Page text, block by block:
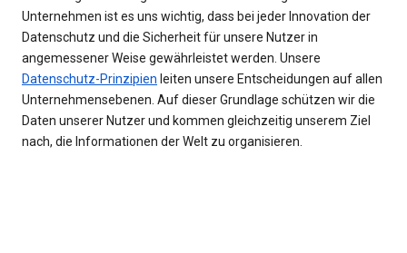
Unternehmen ist es uns wichtig, dass bei jeder Innovation der
Datenschutz und die Sicherheit für unsere Nutzer in
angemessener Weise gewährleistet werden. Unsere
Datenschutz-Prinzipien leiten unsere Entscheidungen auf allen
Unternehmensebenen. Auf dieser Grundlage schützen wir die
Daten unserer Nutzer und kommen gleichzeitig unserem Ziel
nach, die Informationen der Welt zu organisieren.